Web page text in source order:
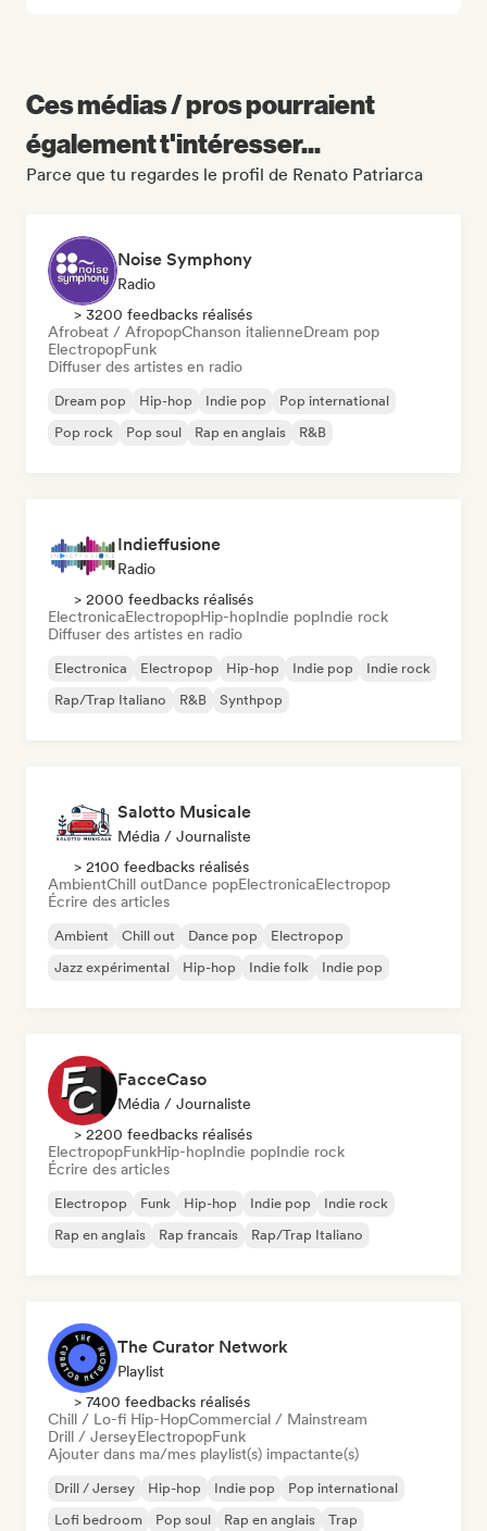
Ces médias / pros pourraient
également t'intéresser...
Parce que tu regardes le profil de Renato Patriarca
Noise Symphony
Radio
> 3200 feedbacks réalisés
Afrobeat / AfropopChanson italienneDream pop
ElectropopFunk
Diffuser des artistes en radio
Dream pop Hip-hop Indie pop
Pop international
Pop rock
Pop soul Rap en anglais R&B
Indieffusione
Radio
> 2000 feedbacks réalisés
ElectronicaElectropopHip-hopIndie popIndie rock
Diffuser des artistes en radio
Electronica Electropop Hip-hop Indie pop
Indie rock
Rap/Trap Italiano
R&B Synthpop
Salotto Musicale
Média / Journaliste
> 2100 feedbacks réalisés
AmbientChill outDance popElectronicaElectropop
Écrire des articles
Ambient Chill out Dance pop
Electropop
Jazz expérimental
Hip-hop Indie folk Indie pop
FacceCaso
Média / Journaliste
> 2200 feedbacks réalisés
ElectropopFunkHip-hopIndie popIndie rock
Écrire des articles
Electropop Funk Hip-hop Indie pop
Indie rock
Rap en anglais
Rap francais Rap/Trap Italiano
The Curator Network
Playlist
> 7400 feedbacks réalisés
Chill / Lo-fi Hip-HopCommercial / Mainstream
Drill / JerseyElectropopFunk
Ajouter dans ma/mes playlist(s) impactante(s)
Drill / Jersey Hip-hop Indie pop
Pop international
Lofi bedroom
Pop soul Rap en anglais Trap